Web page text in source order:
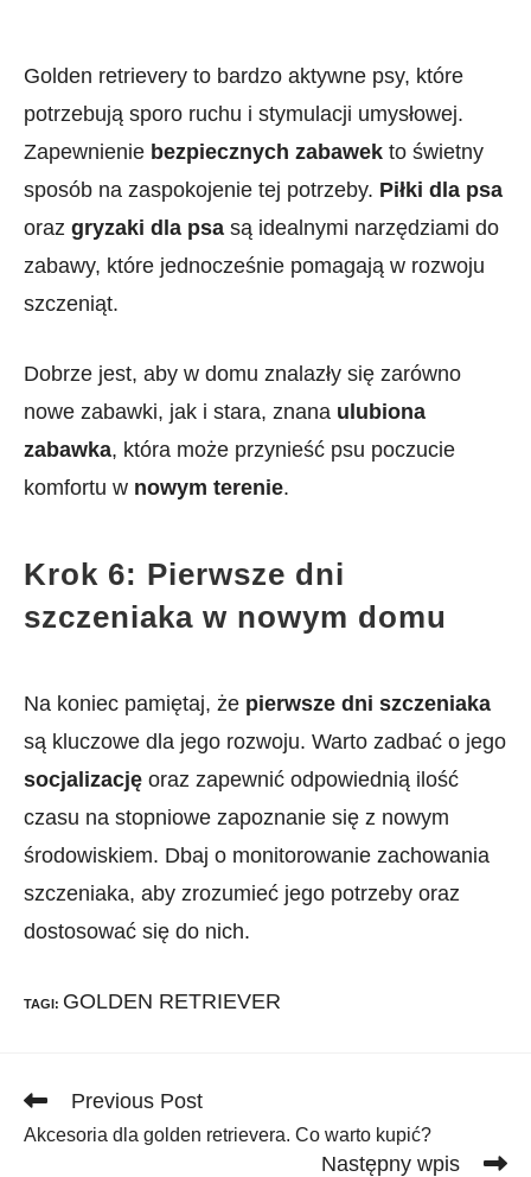
Golden retrievery to bardzo aktywne psy, które
potrzebują sporo ruchu i stymulacji umysłowej.
Zapewnienie bezpiecznych zabawek to świetny
sposób na zaspokojenie tej potrzeby. Piłki dla psa
oraz gryzaki dla psa są idealnymi narzędziami do
zabawy, które jednocześnie pomagają w rozwoju
szczeniąt.
Dobrze jest, aby w domu znalazły się zarówno
nowe zabawki, jak i stara, znana ulubiona
zabawka, która może przynieść psu poczucie
komfortu w nowym terenie.
Krok 6: Pierwsze dni
szczeniaka w nowym domu
Na koniec pamiętaj, że pierwsze dni szczeniaka
są kluczowe dla jego rozwoju. Warto zadbać o jego
socjalizację oraz zapewnić odpowiednią ilość
czasu na stopniowe zapoznanie się z nowym
środowiskiem. Dbaj o monitorowanie zachowania
szczeniaka, aby zrozumieć jego potrzeby oraz
dostosować się do nich.
TAGI: GOLDEN RETRIEVER
Read
articles
Previous Post
Akcesoria dla golden retrievera. Co warto kupić?
Następny wpis